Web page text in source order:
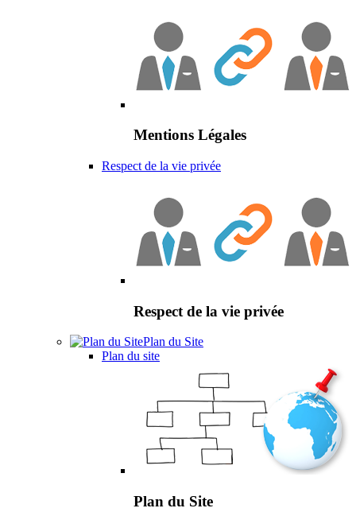
Mentions Légales
Respect de la vie privée
Respect de la vie privée
Plan du Site
Plan du site
Plan du Site